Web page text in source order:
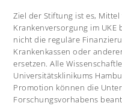
Ziel der Stiftung ist es,
Krankenversorgung im
nicht die reguläre
Krankenkassen oder
ersetzen. Alle
Universitätsklinikums
Promotion können die
Forschungsvorhabens